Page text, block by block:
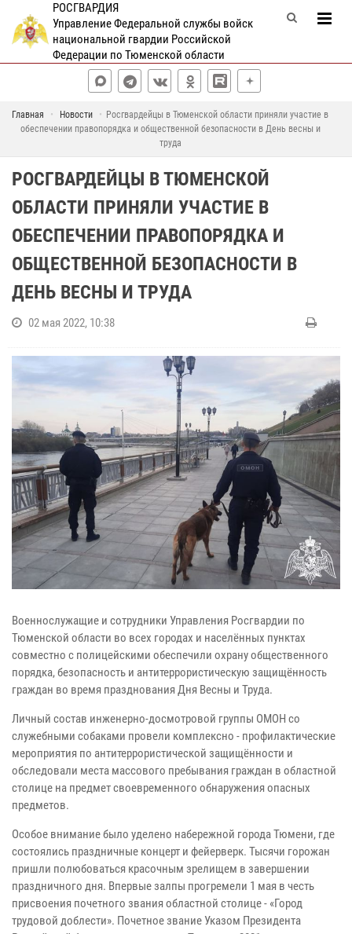
РОСГВАРДИЯ
Управление Федеральной службы войск
национальной гвардии Российской
Федерации по Тюменской области
Главная Новости
Росгвардейцы в Тюменской области приняли участие в
обеспечении правопорядка и общественной безопасности в День весны и
труда
РОСГВАРДЕЙЦЫ В ТЮМЕНСКОЙ
ОБЛАСТИ ПРИНЯЛИ УЧАСТИЕ В
ОБЕСПЕЧЕНИИ ПРАВОПОРЯДКА И
ОБЩЕСТВЕННОЙ БЕЗОПАСНОСТИ В
ДЕНЬ ВЕСНЫ И ТРУДА
02 мая 2022, 10:38
Военнослужащие и сотрудники Управления Росгвардии по
Тюменской области во всех городах и населённых пунктах
совместно с полицейскими обеспечили охрану общественного
порядка, безопасность и антитеррористическую защищённость
граждан во время празднования Дня Весны и Труда.
Личный состав инженерно-досмотровой группы ОМОН со
служебными собаками провели комплексно - профилактические
мероприятия по антитеррористической защищённости и
обследовали места массового пребывания граждан в областной
столице на предмет своевременного обнаружения опасных
предметов.
Особое внимание было уделено набережной города Тюмени, где
состоялись праздничные концерт и фейерверк. Тысячи горожан
пришли полюбоваться красочным зрелищем в завершении
праздничного дня. Впервые залпы прогремели 1 мая в честь
присвоения почетного звания областной столице - «Город
трудовой доблести». Почетное звание Указом Президента